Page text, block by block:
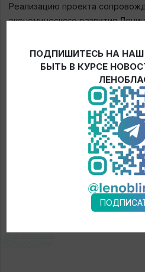
Реализацию проекта
экономического развития
ресурсоснабжающими
проектом комплексного
ПОДПИШИТЕСЬ НА НАШ
БЫТЬ В КУРСЕ